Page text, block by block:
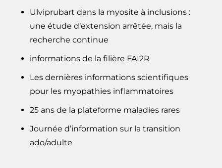
Ulviprubart dans la myosite à inclusions :
une étude d’extension arrêtée, mais la
recherche continue
informations de la filière FAI2R
Les dernières informations scientifiques
pour les myopathies inflammatoires
25 ans de la plateforme maladies rares
Journée d’information sur la transition
ado/adulte